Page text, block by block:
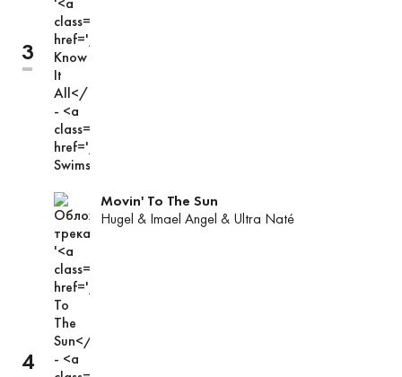
трек
менял
позиции
чарте,
его
3
4
Movin' To The Sun
Hugel & Imael Angel & Ultra Naté